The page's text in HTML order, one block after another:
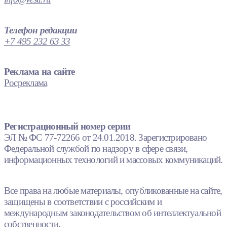
Телефон редакции
+7 495 232 63 33
Реклама на сайте
Росреклама
Регистрационный номер серии
ЭЛ № ФС 77-72266 от 24.01.2018. Зарегистрировано
Федеральной службой по надзору в сфере связи,
информационных технологий и массовых коммуникаций.
Все права на любые материалы, опубликованные на сайте,
защищены в соответствии с российским и
международным законодательством об интеллектуальной
собственности.